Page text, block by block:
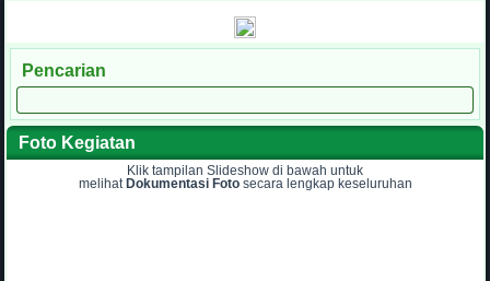
Pencarian
Foto Kegiatan
Klik tampilan Slideshow di bawah untuk
melihat Dokumentasi Fotosecara lengkap keseluruhan